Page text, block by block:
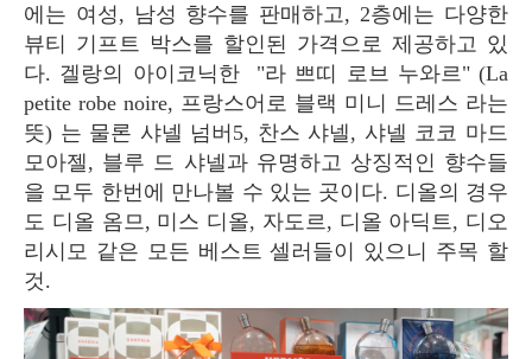
에는 여성, 남성 향수를 판매하고, 2층에는 다양한
뷰티 기프트 박스를 할인된 가격으로 제공하고 있
다. 겔랑의 아이코닉한 "라 쁘띠 로브 누와르" (La
petite robe noire, 프랑스어로 블랙 미니 드레스 라는
뜻) 는 물론 샤넬 넘버5, 찬스 샤넬, 샤넬 코코 마드
모아젤, 블루 드 샤넬과 유명하고 상징적인 향수들
을 모두 한번에 만나볼 수 있는 곳이다. 디올의 경우
도 디올 옴므, 미스 디올, 자도르, 디올 아딕트, 디오
리시모 같은 모든 베스트 셀러들이 있으니 주목 할
것.